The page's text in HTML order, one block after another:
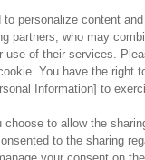
て カスタマーハラス
personalize content
partners, who may
use of their services.
You have the right
Information] to
to allow the
to the sharing